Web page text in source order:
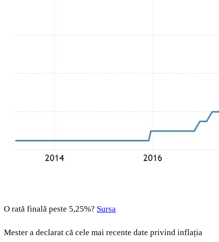
O rată finală peste 5,25%? Sursa
Mester a declarat că cele mai recente date privind inflația